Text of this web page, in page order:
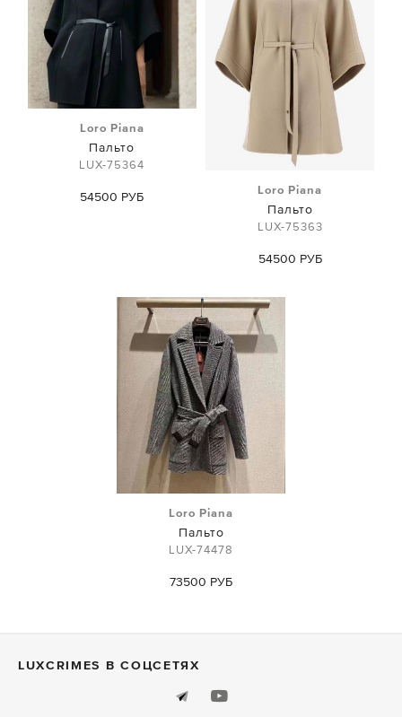
Loro Piana
Пальто
LUX-75364
54500 РУБ Loro Piana
Пальто
LUX-75363
54500 РУБ
Loro Piana
Пальто
LUX-74478
73500 РУБ
LUXСRIMES В СОЦСЕТЯХ